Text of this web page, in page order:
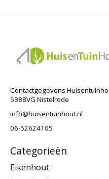
Contactgegevens
5388VG Nistelrode
info@huisentuinhout.nl
06-52624105
Categorieën
Eikenhout